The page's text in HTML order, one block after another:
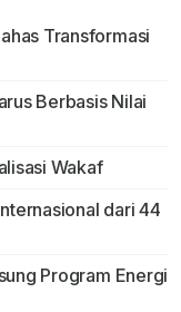
Transformasi
Berbasis Nilai
Wakaf
dari 44
Program Energi